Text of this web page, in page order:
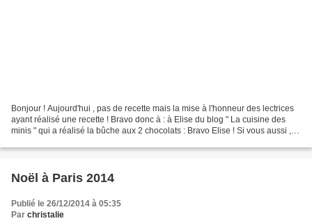
Bonjour ! Aujourd'hui , pas de recette mais la mise à l'honneur des lectrices
ayant réalisé une recette ! Bravo donc à : à Elise du blog " La cuisine des
minis " qui a réalisé la bûche aux 2 chocolats : Bravo Elise ! Si vous aussi ,
Noël à Paris 2014
Publié le 26/12/2014 à 05:35
Par christalie